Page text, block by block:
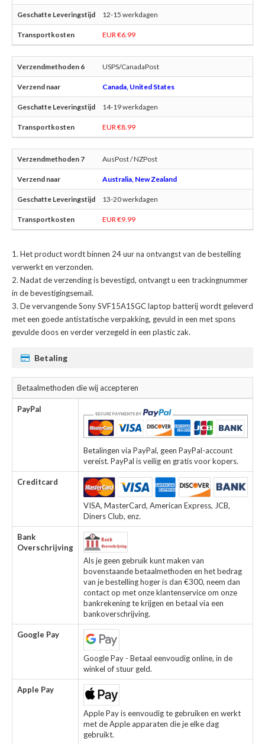
12-15 werkdagen
EUR €6.99
USPS/CanadaPost
Canada, United States
14-19 werkdagen
EUR €8.99
AusPost / NZPost
Australia, New Zealand
13-20 werkdagen
EUR €9.99
Het product wordt binnen 24 uur na ontvangst van de bestelling
verwerkt en verzonden.
Nadat de verzending is bevestigd, ontvangt u een trackingnummer
in de bevestigingsemail.
Devervangende Sony SVF15A1SGC laptop batterijwordt geleverd
met een goede antistatische verpakking, gevuld in een met spons
gevulde doos en verder verzegeld in een plastic zak.
Betaling
Betaalmethoden die wij accepteren
PayPal
Betalingen via PayPal, geen PayPal-account
vereist. PayPal is veilig en gratis voor kopers.
Creditcard
VISA, MasterCard, American Express, JCB,
Diners Club, enz.
Bank
Overschrijving
Als je geen gebruik kunt maken van
bovenstaande betaalmethoden en het bedrag
van je bestelling hoger is dan €300, neem dan
contact op met onze klantenservice om onze
bankrekening te krijgen en betaal via een
bankoverschrijving.
Google Pay
Google Pay - Betaal eenvoudig online, in de
winkel of stuur geld.
Apple Pay
Apple Pay is eenvoudig te gebruiken en werkt
met de Apple apparaten die je elke dag
gebruikt.